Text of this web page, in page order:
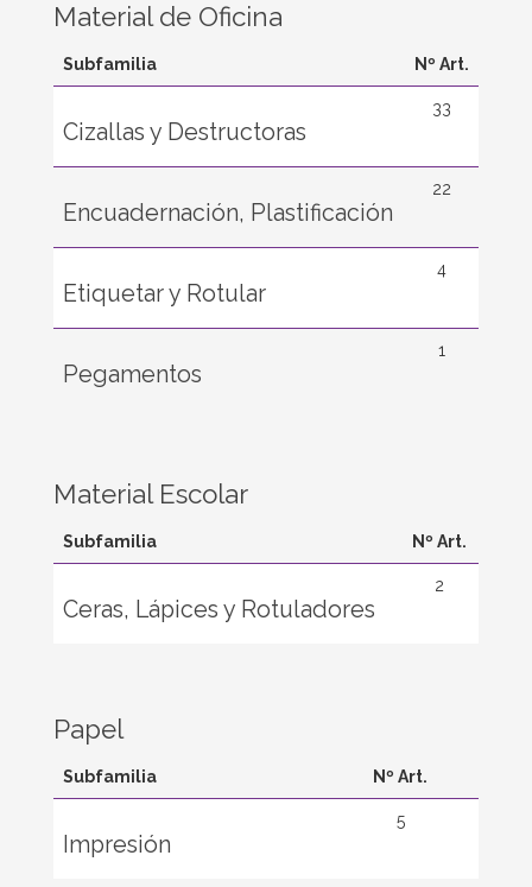
Material de Oficina
Subfamilia Nº Art.
Cizallas y Destructoras
33
Encuadernación, Plastificación
22
Etiquetar y Rotular
4
Pegamentos
1
Material Escolar
Subfamilia Nº Art.
Ceras, Lápices y Rotuladores
2
Papel
Subfamilia Nº Art.
Impresión
5